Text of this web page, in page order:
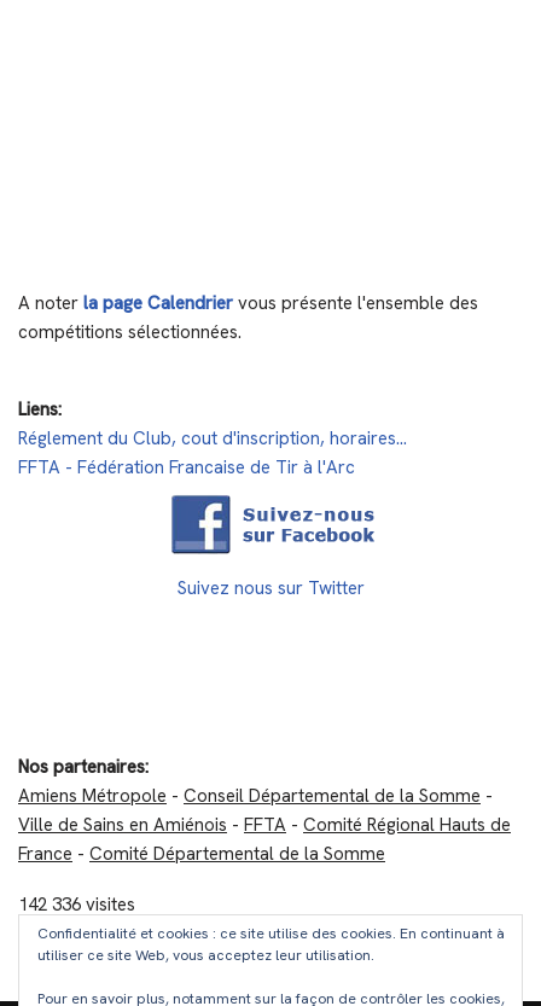
A noter la page Calendrier vous présente l'ensemble des
compétitions sélectionnées.
Liens:
Réglement du Club, cout d'inscription, horaires...
FFTA - Fédération Francaise de Tir à l'Arc
Suivez nous sur Twitter
Confidentialité et cookies : ce site utilise des cookies. En continuant à
utiliser ce site Web, vous acceptez leur utilisation.
Pour en savoir plus, notamment sur la façon de contrôler les cookies,
Nos partenaires:
Amiens Métropole - Conseil Départemental de la Somme -
Ville de Sains en Amiénois - FFTA - Comité Régional Hauts de
France - Comité Départemental de la Somme
142 336 visites